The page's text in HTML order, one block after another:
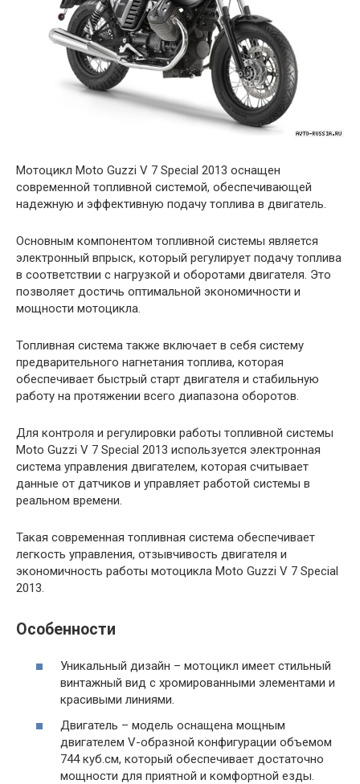
Мотоцикл Moto Guzzi V 7 Special 2013 оснащен
современной топливной системой, обеспечивающей
надежную и эффективную подачу топлива в двигатель.
Основным компонентом топливной системы является
электронный впрыск, который регулирует подачу топлива
в соответствии с нагрузкой и оборотами двигателя. Это
позволяет достичь оптимальной экономичности и
мощности мотоцикла.
Топливная система также включает в себя систему
предварительного нагнетания топлива, которая
обеспечивает быстрый старт двигателя и стабильную
работу на протяжении всего диапазона оборотов.
Для контроля и регулировки работы топливной системы
Moto Guzzi V 7 Special 2013 используется электронная
система управления двигателем, которая считывает
данные от датчиков и управляет работой системы в
реальном времени.
Такая современная топливная система обеспечивает
легкость управления, отзывчивость двигателя и
экономичность работы мотоцикла Moto Guzzi V 7 Special
2013.
Особенности
Уникальный дизайн – мотоцикл имеет стильный
винтажный вид с хромированными элементами и
красивыми линиями.
Двигатель – модель оснащена мощным
двигателем V-образной конфигурации объемом
744 куб.см, который обеспечивает достаточно
мощности для приятной и комфортной езды.